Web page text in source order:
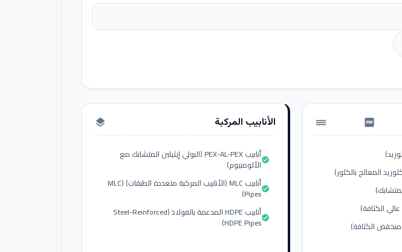
water_pump الأنابيب المركبة layers
أنابيب PEX-AL-PEX (البولي إيثيلين المتشابك مع
الألومنيوم)check_circle
أنابيب MLC (الأنابيب المركبة متعددة الطبقات) (MLC
Pipes)check_circle
أنابيب HDPE المدعمة بالفولاذ (Steel-Reinforced
HDPE Pipes)check_circle